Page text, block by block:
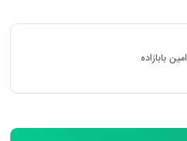
امین بابازاده